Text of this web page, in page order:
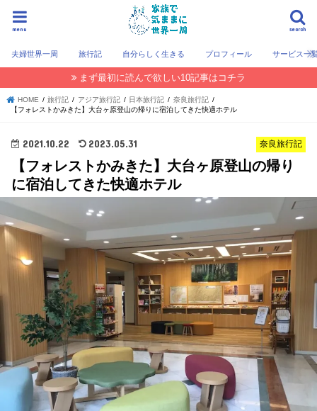
search
menu
夫婦世界一周 旅行記 自分らしく生きる プロフィール サービス一
まず最初に読んで欲しい10記事はコチラ
HOME 旅行記 アジア旅行記 日本旅行記
奈良旅行記
【フォレストかみきた】大台ヶ原登山の帰りに宿泊してきた快適ホテル
奈良旅行記
2021.10.22 2023.05.31
【フォレストかみきた】大台ヶ原登山の帰り
に宿泊してきた快適ホテル